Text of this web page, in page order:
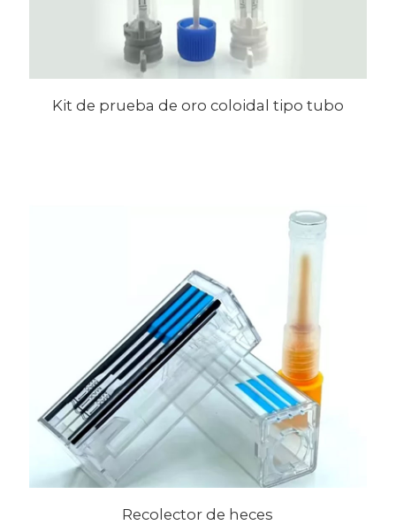
Kit de prueba de oro coloidal tipo tubo
Recolector de heces